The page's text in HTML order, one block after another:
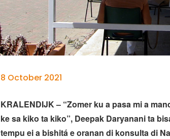
8 October 2021
KRALENDIJK – “Zomer ku a pasa mi a
ke sa kiko ta kiko”, Deepak Daryanani ta
tempu ei a bishitá e oranan di konsulta di